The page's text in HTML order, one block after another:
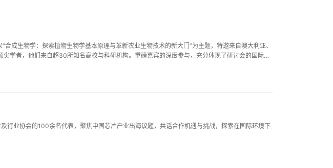
成生物学：探索植物生物学基本原理与革新农业生物技术的新大门”为主题，特邀来自澳大利亚、
学者，他们来自超30所知名高校与科研机构。重磅嘉宾的深度参与，充分体现了研讨会的国际视
业协会的100余名代表，聚焦中国芯片产业出海议题，共话合作机遇与挑战，探索在国际环境下